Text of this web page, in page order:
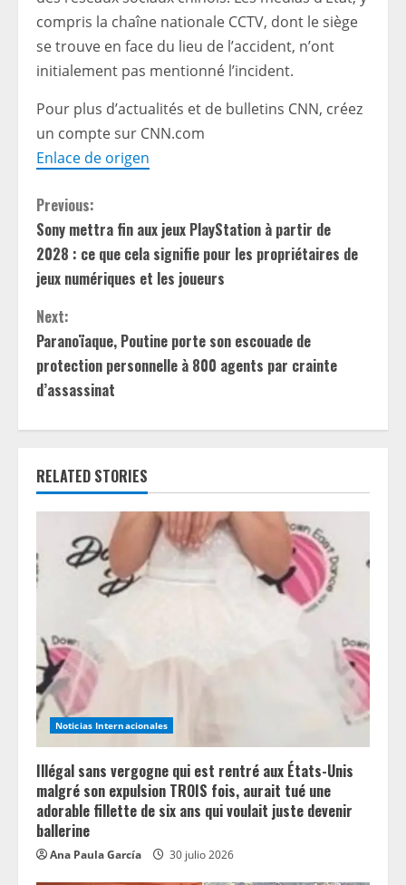
compris la chaîne nationale CCTV, dont le siège
se trouve en face du lieu de l’accident, n’ont
initialement pas mentionné l’incident.
Pour plus d’actualités et de bulletins CNN, créez
un compte sur CNN.com
Enlace de origen
C
o
n
t
i
n
u
e
R
e
a
d
i
n
g
Previous:
Sony mettra fin aux jeux PlayStation à partir de
2028 : ce que cela signifie pour les propriétaires de
jeux numériques et les joueurs
Next:
Paranoïaque, Poutine porte son escouade de
protection personnelle à 800 agents par crainte
d’assassinat
RELATED STORIES
Noticias Internacionales
Illégal sans vergogne qui est rentré aux États-Unis
malgré son expulsion TROIS fois, aurait tué une
adorable fillette de six ans qui voulait juste devenir
ballerine
Ana Paula García 30 julio 2026